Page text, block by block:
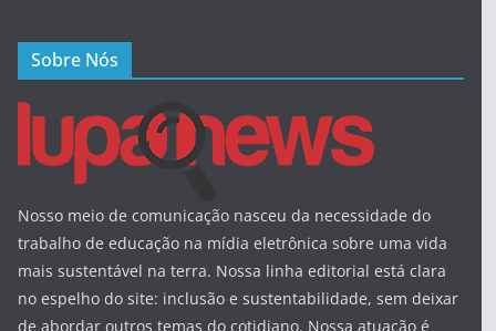
Sobre Nós
Nosso meio de comunicação nasceu da necessidade do
trabalho de educação na mídia eletrônica sobre uma vida
mais sustentável na terra. Nossa linha editorial está clara
no espelho do site: inclusão e sustentabilidade, sem deixar
de abordar outros temas do cotidiano. Nossa atuação é